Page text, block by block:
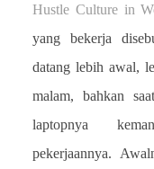
Hustle Culture in
yang bekerja
datang lebih awal,
malam, bahkan
laptopnya
pekerjaannya.